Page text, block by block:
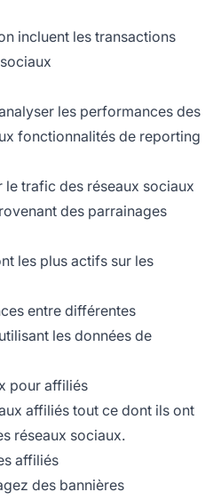
incluent les transactions
les performances des
fonctionnalités de reporting
trafic des réseaux sociaux
des parrainages
les plus actifs sur les
entre différentes
les données de
pour affiliés
affiliés tout ce dont ils ont
réseaux sociaux.
affiliés
des bannières